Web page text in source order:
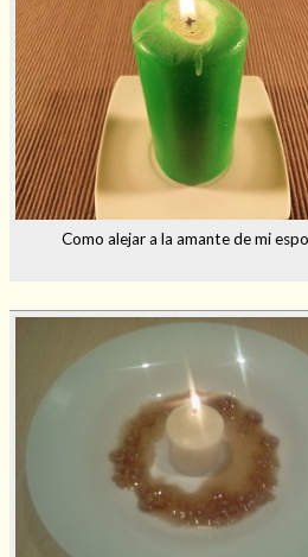
Como alejar a la amante de mi